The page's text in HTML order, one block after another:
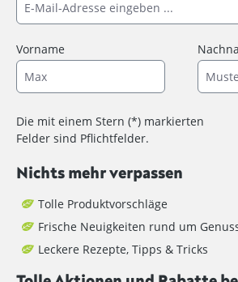
Vorname
Die mit einem Stern (*) markierten
Felder sind Pflichtfelder.
Nichts mehr verpassen
Tolle Produktvorschläge
Frische Neuigkeiten rund um
Leckere Rezepte, Tipps & Tricks